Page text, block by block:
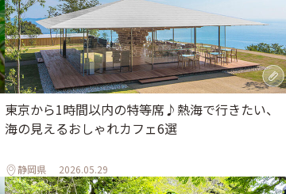
東京から1時間以内の特等席♪熱海で行きたい、
海の見えるおしゃれカフェ6選
静岡県 2026.05.29